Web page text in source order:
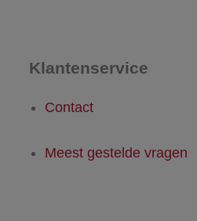
Klantenservice
Contact
Meest gestelde vragen